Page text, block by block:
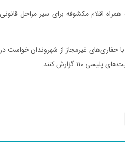
اقلام مکشوفه برای سیر مراحل قانونی
حفاری‌های غیرمجاز از شهروندان خواست در
گزارش کنند.